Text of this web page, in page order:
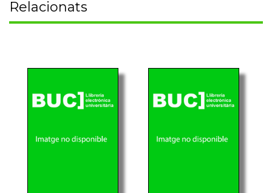
Relacionats